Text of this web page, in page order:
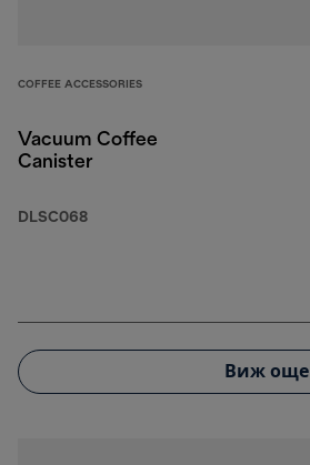
COFFEE ACCESSORIES
Vacuum Coffee
Canister
DLSC068
Виж още